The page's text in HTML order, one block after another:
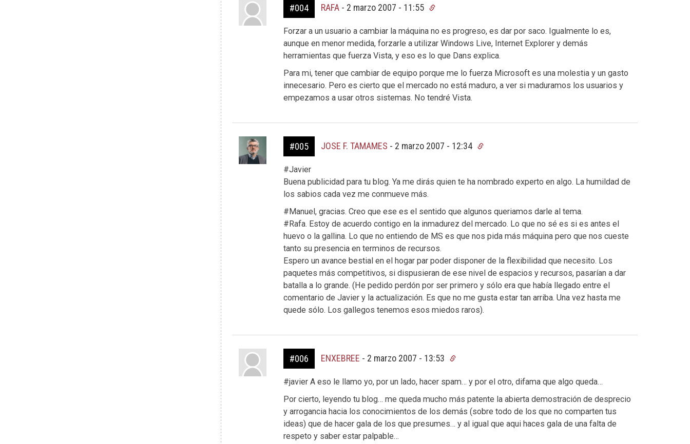
#004 RAFA- 2 marzo 2007 - 11:55
Forzar a un usuario a cambiar la máquina no es progreso, es dar por saco. Igualmente lo es,
aunque en menor medida, forzarle a utilizar Windows Live, Internet Explorer y demás
herramientas que fuerza Vista, y eso es lo que Dans explica.
Para mi, tener que cambiar de equipo porque me lo fuerza Microsoft es una molestia y un gasto
innecesario. Pero es cierto que el mercado no está maduro, a ver si maduramos los usuarios y
empezamos a usar otros sistemas. No tendré Vista.
#005 JOSE F. TAMAMES - 2 marzo 2007 - 12:34
#Javier
Buena publicidad para tu blog. Ya me dirás quien te ha nombrado experto en algo. La humildad de
los sabios cada vez me conmueve más.
#Manuel, gracias. Creo que ese es el sentido que algunos queriamos darle al tema.
#Rafa. Estoy de acuerdo contigo en la inmadurez del mercado. Lo que no sé es si es antes el
huevo o la gallina. Lo que no entiendo de MS es que nos pida más máquina pero que nos cueste
tanto su presencia en terminos de recursos.
Espero un avance bestial en el hogar par poder disponer de la flexibilidad que necesito. Los
paquetes más competitivos, si dispusieran de ese nivel de espacios y recursos, pasarían a dar
batalla a lo grande. (He pedido perdón por ser primero y sólo era que había llegado entre el
comentario de Javier y la actualización. Es que no me gusta estar tan arriba. Una vez hasta me
quede sólo. Los gallegos tenemos esos miedos raros).
#006 ENXEBREE - 2 marzo 2007 - 13:53
#javier A eso le llamo yo, por un lado, hacer spam… y por el otro, difama que algo queda…
Por cierto, leyendo tu blog… me queda mucho más patente la abierta demostración de desprecio
y arrogancia hacia los conocimientos de los demás (sobre todo de los que no comparten tus
ideas) que de hacer gala de los que presumes… y al igual que aqui haces gala de una falta de
respeto y saber estar palpable…